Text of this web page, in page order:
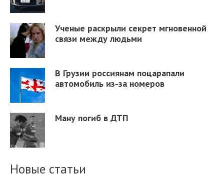
Ученые раскрыли секрет мгновенной
связи между людьми
В Грузии россиянам поцарапали
автомобиль из-за номеров
Ману погиб в ДТП
Новые статьи